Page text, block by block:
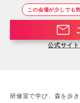
この会場が少しでも
公式サイ
研修室で学び、森を歩